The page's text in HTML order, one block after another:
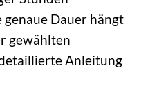
Dauer hängt
gewählten
Anleitung